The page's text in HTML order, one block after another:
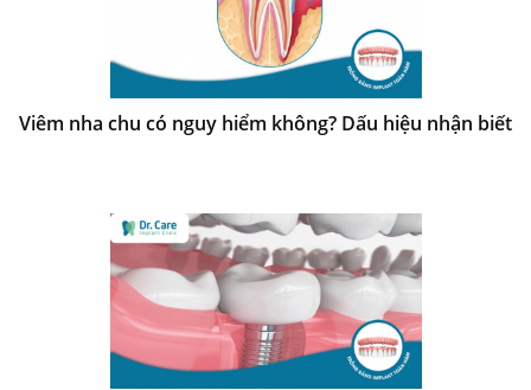
Viêm nha chu có nguy hiểm không? Dấu hiệu nhận biết